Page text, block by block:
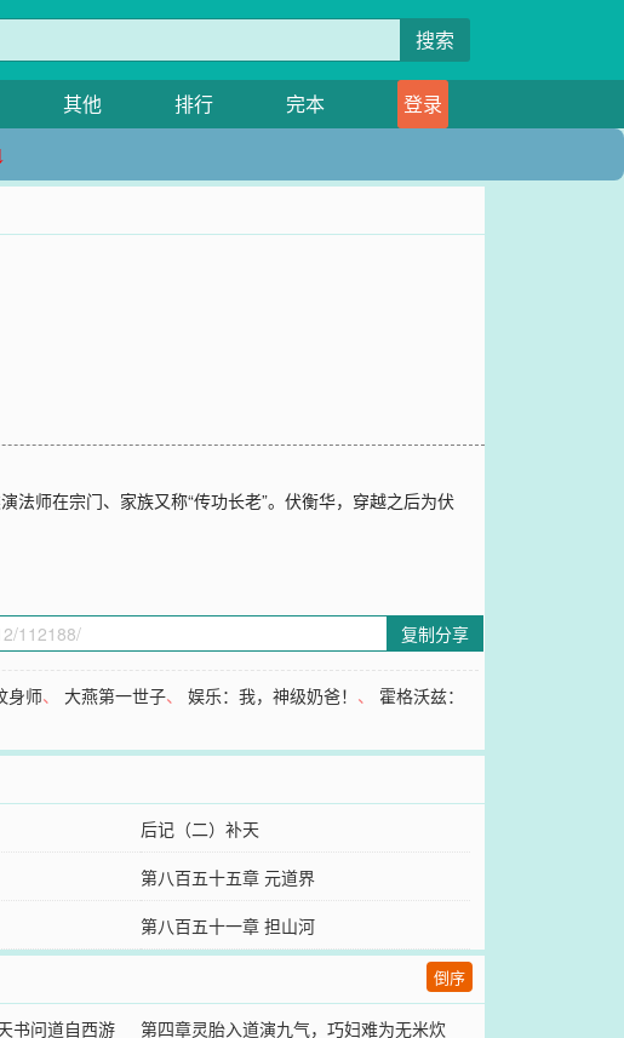
搜索
其他 排行 完本
登录
师在宗门、家族又称“传功长老”。伏衡华，穿越之后为伏
复制分享
身师、大燕第一世子、娱乐：我，神级奶爸！ 、 霍格沃兹：
后记（二）补天
第八百五十五章 元道界
第八百五十一章 担山河
倒序
书问道自西游
第四章灵胎入道演九气，巧妇难为无米炊